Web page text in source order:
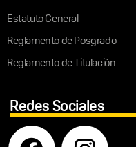
Estatuto General
Reglamento de Posgrado
Reglamento de Titulación
Redes Sociales